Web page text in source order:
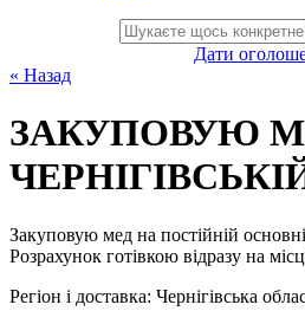
Дати
« Назад
ЗАКУПОВУЮ
Закуповую мед на постійній основні
Розрахунок готівкою відразу на
Регіон і доставка: Чернігівська